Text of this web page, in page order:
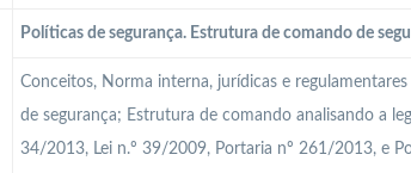
Políticas de segurança. Estrutura de comando de
Conceitos, Norma interna, jurídicas e
de segurança; Estrutura de comando analisando a
34/2013, Lei n.º 39/2009, Portaria nº 261/2013, e